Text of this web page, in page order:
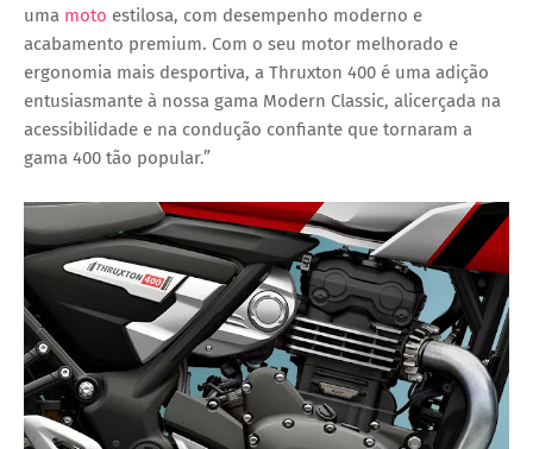
uma moto estilosa, com desempenho moderno e
acabamento premium. Com o seu motor melhorado e
ergonomia mais desportiva, a Thruxton 400 é uma adição
entusiasmante à nossa gama Modern Classic, alicerçada na
acessibilidade e na condução confiante que tornaram a
gama 400 tão popular.”